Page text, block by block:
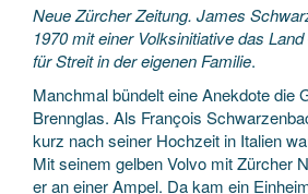
Neue Zürcher Zeitung. James
1970 mit einer Volksinitiative das
für Streit in der eigenen Familie.
Manchmal bündelt eine Anekdote die
Brennglas. Als François
kurz nach seiner Hochzeit in Italien
Mit seinem gelben Volvo mit Zürcher
er an einer Ampel. Da kam ein